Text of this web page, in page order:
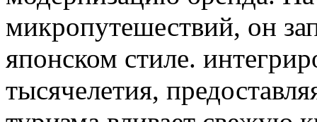
микропутешествий, он
японском стиле.
тысячелетия,